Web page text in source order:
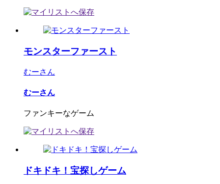
モンスターファースト
むーさん
むーさん
ファンキーなゲーム
ドキドキ！宝探しゲーム